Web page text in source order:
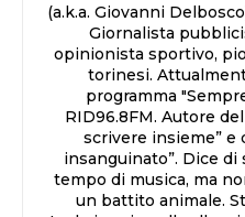
(a.k.a. Giovanni
Giornalista
opinionista sportivo,
torinesi.
programma
RID96.8FM. Autore
scrivere insieme” e
insanguinato”. Dice di
tempo di musica, ma
un battito animale.